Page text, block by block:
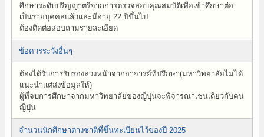
ศึกษาระดับปริญญาตรีจากการตรวจสอบคุณสมบัติเพื่อเข้าศึกษาต่อ
เป็นรายบุคคลแล้วและมีอายุ 22 ปีขึ้นไป
ต้องติดต่อสอบถามรายละเอียด
ข้อควรระวังอื่นๆ
ต้องได้รับการรับรองล่วงหน้าจากอาจารย์ที่ปรึกษา(มหาวิทยาลัยไม่ได้
แนะนำแต่ส่งข้อมูลให้)
ผู้ที่จบการศึกษาจากมหาวิทยาลัยของญี่ปุ่นจะพิจารณาเช่นเดียวกับคน
ญี่ปุ่น
จำนวนนักศึกษาต่างชาติที่ขึ้นทะเบียนไว้ของปี 2025